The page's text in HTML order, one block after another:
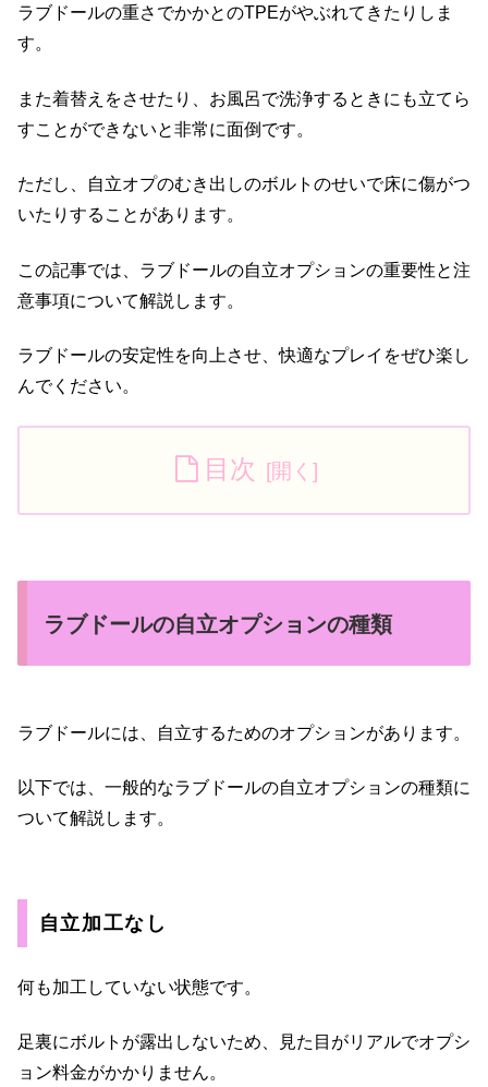
ラブドールの重さでかかとのTPEがやぶれてきたりしま
す。
また着替えをさせたり、お風呂で洗浄するときにも立てら
すことができないと非常に面倒です。
ただし、自立オプのむき出しのボルトのせいで床に傷がつ
いたりすることがあります。
この記事では、ラブドールの自立オプションの重要性と注
意事項について解説します。
ラブドールの安定性を向上させ、快適なプレイをぜひ楽し
んでください。
目次
ラブドールの自立オプションの種類
ラブドールには、自立するためのオプションがあります。
以下では、一般的なラブドールの自立オプションの種類に
ついて解説します。
自立加工なし
何も加工していない状態です。
足裏にボルトが露出しないため、見た目がリアルでオプシ
ョン料金がかかりません。